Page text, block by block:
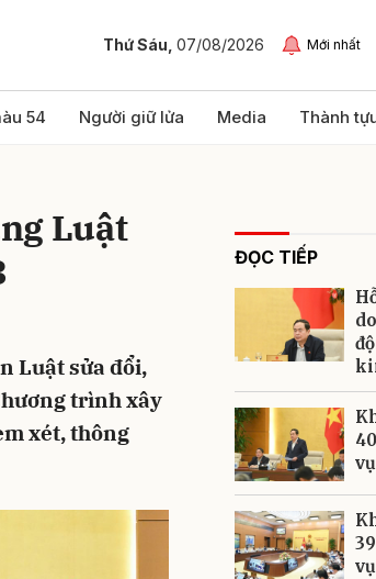
Thứ Sáu, 07/08/2026 Mới nhất
54 Người giữ lửa Media Thành
Luật
Luật sửa đổi,
trình xây
xét, thông
ĐỌC TIẾP
Gửi